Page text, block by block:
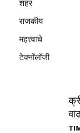
शहर
राजकीय
महत्त्वाचे
टेक्नॉलॉजी